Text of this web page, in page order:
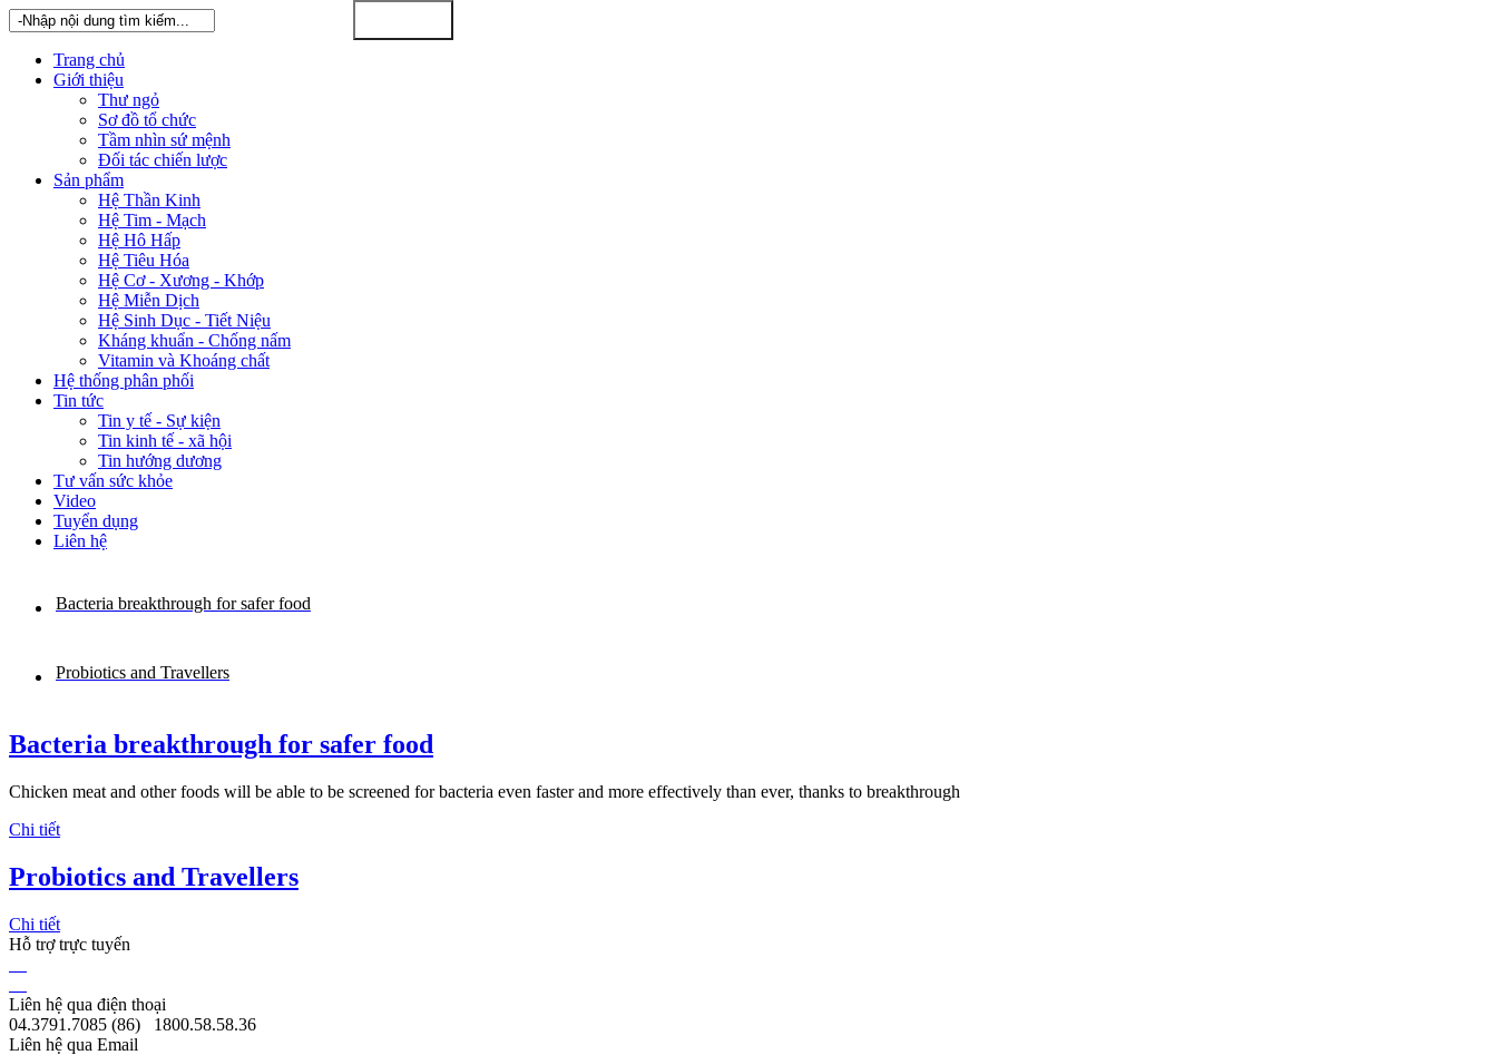
Trang chủ
Giới thiệu
Thư ngỏ
Sơ đồ tổ chức
Tầm nhìn sứ mệnh
Đối tác chiến lược
Sản phẩm
Hệ Thần Kinh
Hệ Tim - Mạch
Hệ Hô Hấp
Hệ Tiêu Hóa
Hệ Cơ - Xương - Khớp
Hệ Miễn Dịch
Hệ Sinh Dục - Tiết Niệu
Kháng khuẩn - Chống nấm
Vitamin và Khoáng chất
Hệ thống phân phối
Tin tức
Tin y tế - Sự kiện
Tin kinh tế - xã hội
Tin hướng dương
Tư vấn sức khỏe
Video
Tuyển dụng
Liên hệ
Bacteria breakthrough for safer food
Probiotics and Travellers
Bacteria breakthrough for safer food
Chicken meat and other foods will be able to be screened for bacteria even faster and more effectively than ever, thanks to breakthrough
Chi tiết
Probiotics and Travellers
Chi tiết
Hỗ trợ trực tuyến
Liên hệ qua điện thoại
04.3791.7085 (86)
1800.58.58.36
Liên hệ qua Email